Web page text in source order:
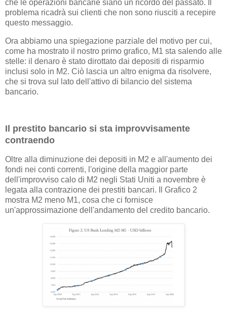
che le operazioni bancarie siano un ricordo del passato. Il
problema ricadrà sui clienti che non sono riusciti a recepire
questo messaggio.
Ora abbiamo una spiegazione parziale del motivo per cui,
come ha mostrato il nostro primo grafico, M1 sta salendo alle
stelle: il denaro è stato dirottato dai depositi di risparmio
inclusi solo in M2. Ciò lascia un altro enigma da risolvere,
che si trova sul lato dell'attivo di bilancio del sistema
bancario.
Il prestito bancario si sta improvvisamente
contraendo
Oltre alla diminuzione dei depositi in M2 e all'aumento dei
fondi nei conti correnti, l'origine della maggior parte
dell'improvviso calo di M2 negli Stati Uniti a novembre è
legata alla contrazione dei prestiti bancari. Il Grafico 2
mostra M2 meno M1, cosa che ci fornisce
un'approssimazione dell'andamento del credito bancario.